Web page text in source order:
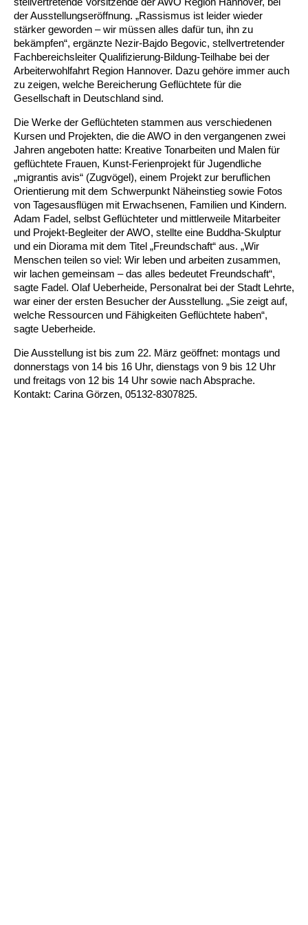
Ortsverein Arnum
Ortsverein Barsinghausen
Ortsverein Bennigsen
Ortsverein Bredenbeck
Ortsverein Godshorn
Ortsverein Garbsen
Ortsverein Fuhrberg
Ortsverein Berenbostel
Ortsverein Burgdorf
Ortsverein Burgdorf
Ortsverein Engelbostel-Schulenburg
Kindertagesstätte Freytagstraße
Kindertagesstätte Gehägestraße
Kindertagesstätte Gottfried-Keller-Straße /
Familienzentrum
Kindertagesstätte Große Pranke
Kindertagesstätte Herbartstraße
Kindertagesstätte Hiltrud-Grote-Weg
Krippe Höltystraße
Kindertagesstätte Ibykusweg / Familienzentrum
Kindertagesstätte Johannes-Lau-Hof
“Mäuseburg” / Familienzentrum
Kindertagesstätte König-Ludwig-Straße
Kindertagesstätte Elmstraße / Familienzentrum
Kindertagesstätte Freudenthalstraße /
Familienzentrum
Kindertagesstätte Freytagstraße
Kindertagesstätte Gehägestraße
Kindertagesstätte Gorch-Fock-Straße
Kindertagesstätte Gottfried-Keller-Straße /
Familienzentrum
Kindertagesstätte Große Pranke
Kindertagesstätte Harenberger Straße
Kindertagesstätte Herbartstraße
Kindertagesstätte Ibykusweg / Familienzentrum
Kindertagesstätte Pfarrlandplatz
Kindertagesstätte Rosenbergstraße
Hort Salzmannstraße
Kindertagesstätte Schweriner Straße /
Familienzentrum
Außenstelle Hort Stenhusenstraße
Kindertagesstätte Sylter Weg
Kindertagesstätte Mühenkamp / Familienzentrum
Kindertagesstätte Petermannstraße /
Familienzentrum
Kindertagesstätte Schweriner Straße /
Familienzentrum
Life Kinetik
Yoga mit Baby
Yoga in der Schwangerschaft
Stretch und Relax
Fitness für Frauen
Online Pflege- und Seniorenberatung
Helfende Hände
Pflege und Wohnen
Beratungsangebote
Jugendwohnen im Stadtteil
Ältere Menschen
Behördenbegleitung und Formularausfüllhilfe
Mehrsprachige Beratung
Wegweiser Seniorenkompass
Infotelefon
Migration
Berufssprachkurse
Migrationsberatung für junge Menschen
Interkulturelle Beratung für ältere Menschen
Menschen mit Behinderungen
der Ausstellungseröffnung. „Rassismus ist leider wieder
stärker geworden – wir müssen alles dafür tun, ihn zu
bekämpfen“, ergänzte Nezir-Bajdo Begovic, stellvertretender
Fachbereichsleiter Qualifizierung-Bildung-Teilhabe bei der
Arbeiterwohlfahrt Region Hannover. Dazu gehöre immer auch
zu zeigen, welche Bereicherung Geflüchtete für die
Gesellschaft in Deutschland sind.
Die Werke der Geflüchteten stammen aus verschiedenen
Kursen und Projekten, die die AWO in den vergangenen zwei
Jahren angeboten hatte: Kreative Tonarbeiten und Malen für
geflüchtete Frauen, Kunst-Ferienprojekt für Jugendliche
„migrantis avis“ (Zugvögel), einem Projekt zur beruflichen
Orientierung mit dem Schwerpunkt Näheinstieg sowie Fotos
von Tagesausflügen mit Erwachsenen, Familien und Kindern.
Adam Fadel, selbst Geflüchteter und mittlerweile Mitarbeiter
und Projekt-Begleiter der AWO, stellte eine Buddha-Skulptur
und ein Diorama mit dem Titel „Freundschaft“ aus. „Wir
Menschen teilen so viel: Wir leben und arbeiten zusammen,
wir lachen gemeinsam – das alles bedeutet Freundschaft“,
sagte Fadel. Olaf Ueberheide, Personalrat bei der Stadt Lehrte,
war einer der ersten Besucher der Ausstellung. „Sie zeigt auf,
welche Ressourcen und Fähigkeiten Geflüchtete haben“,
sagte Ueberheide.
Die Ausstellung ist bis zum 22. März geöffnet: montags und
donnerstags von 14 bis 16 Uhr, dienstags von 9 bis 12 Uhr
und freitags von 12 bis 14 Uhr sowie nach Absprache.
Kontakt: Carina Görzen, 05132-8307825.